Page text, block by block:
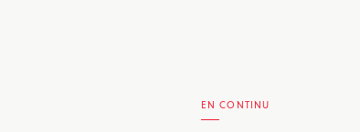
EN CONTINU